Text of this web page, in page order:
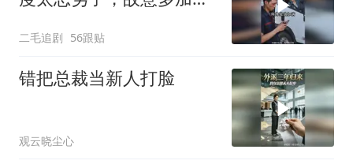
二毛追剧 56跟贴
错把总裁当新人打脸
观云晓尘心